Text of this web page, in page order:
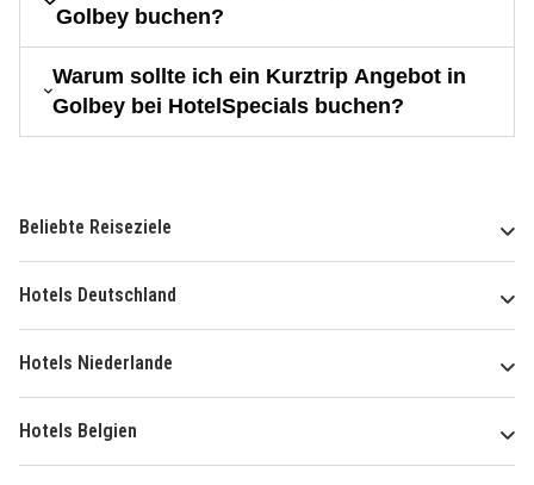
Golbey buchen?
Warum sollte ich ein Kurztrip Angebot in
Golbey bei HotelSpecials buchen?
Beliebte Reiseziele
Hotels Deutschland
Hotels Niederlande
Hotels Belgien